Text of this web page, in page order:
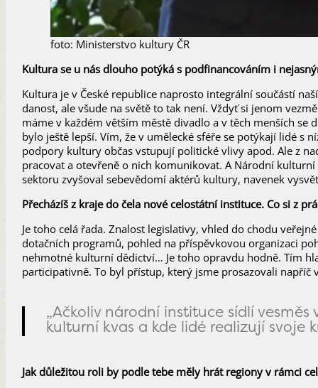
foto: Ministerstvo kultury ČR
Kultura se u nás dlouho potýká s podfinancováním i
Kultura je v České republice naprosto integrální součástí
danost, ale všude na světě to tak není. Vždyť si jenom
máme v každém větším městě divadlo a v těch menších
bylo ještě lepší. Vím, že v umělecké sféře se potýkají lidé s
podpory kultury občas vstupují politické vlivy apod. Ale z
pracovat a otevřeně o nich komunikovat. A Národní
sektoru zvyšoval sebevědomí aktérů kultury, navenek
Přecházíš z kraje do čela nové celostátní instituce. Co si z
Je toho celá řada. Znalost legislativy, vhled do chodu
dotačních programů, pohled na příspěvkovou organizaci
nehmotné kulturní dědictví… Je toho opravdu hodně. Tím
participativně. To byl přístup, který jsme prosazovali napříč
„Ačkoliv národní instituce sídlí
kulturní kvas a kde lidé realizují svoje
Jak důležitou roli by podle tebe měly hrát regiony v rámci